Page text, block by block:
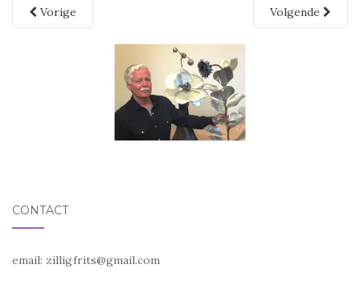
Vorige Volgende
CONTACT
email: zilligfrits@gmail.com